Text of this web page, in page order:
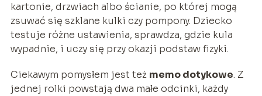
kartonie, drzwiach albo ścianie, po której mogą
zsuwać się szklane kulki czy pompony. Dziecko
testuje różne ustawienia, sprawdza, gdzie kula
wypadnie, i uczy się przy okazji podstaw fizyki.
Ciekawym pomysłem jest też memo dotykowe. Z
jednej rolki powstają dwa małe odcinki, każdy